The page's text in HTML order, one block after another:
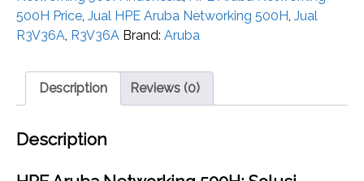
500H Price, Jual HPE Aruba Networking 500H, Jual
R3V36A, R3V36A Brand: Aruba
Description Reviews (0)
Description